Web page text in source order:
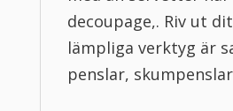
decoupage,. Riv ut
lämpliga verktyg är
penslar,